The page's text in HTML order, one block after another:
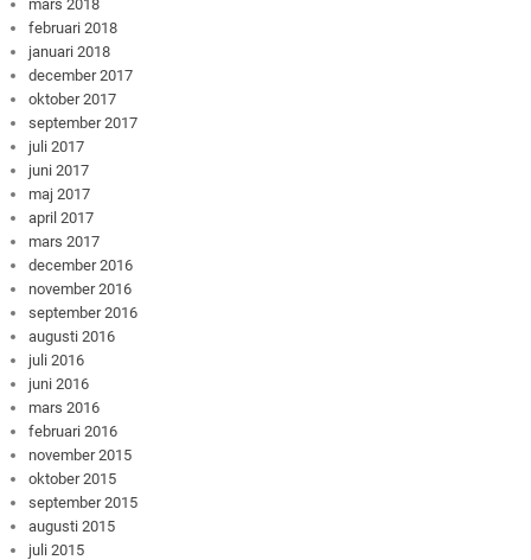
mars 2018
februari 2018
januari 2018
december 2017
oktober 2017
september 2017
juli 2017
juni 2017
maj 2017
april 2017
mars 2017
december 2016
november 2016
september 2016
augusti 2016
juli 2016
juni 2016
mars 2016
februari 2016
november 2015
oktober 2015
september 2015
augusti 2015
juli 2015